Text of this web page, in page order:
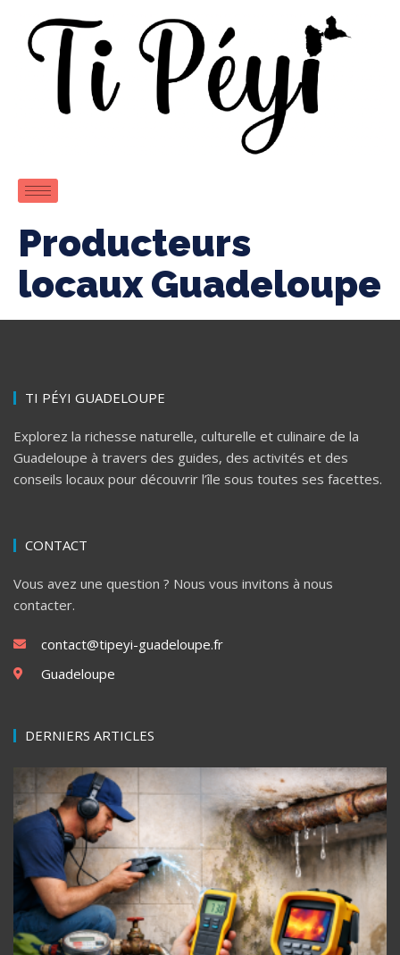
Producteurs
locaux Guadeloupe
TI PÉYI GUADELOUPE
Explorez la richesse naturelle, culturelle et culinaire de la
Guadeloupe à travers des guides, des activités et des
conseils locaux pour découvrir l’île sous toutes ses facettes.
CONTACT
Vous avez une question ? Nous vous invitons à nous
contacter.
contact@tipeyi-guadeloupe.fr
Guadeloupe
DERNIERS ARTICLES